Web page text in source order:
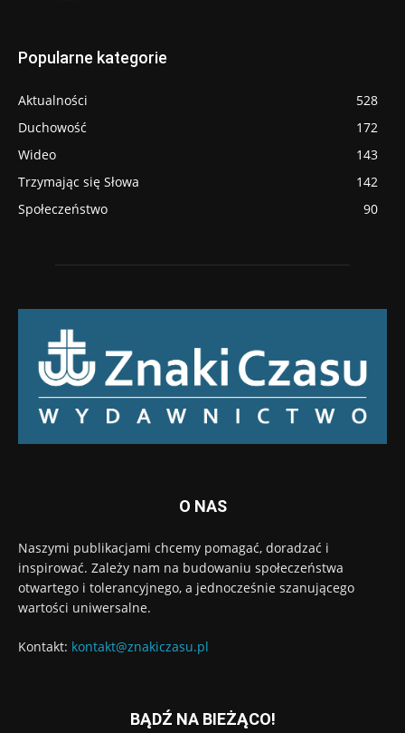
Popularne kategorie
Aktualności
528
Duchowość
172
Wideo
143
Trzymając się Słowa
142
Społeczeństwo
90
O NAS
Naszymi publikacjami chcemy pomagać, doradzać i
inspirować. Zależy nam na budowaniu społeczeństwa
otwartego i tolerancyjnego, a jednocześnie szanującego
wartości uniwersalne.
Kontakt: kontakt@znakiczasu.pl
BĄDŹ NA BIEŻĄCO!